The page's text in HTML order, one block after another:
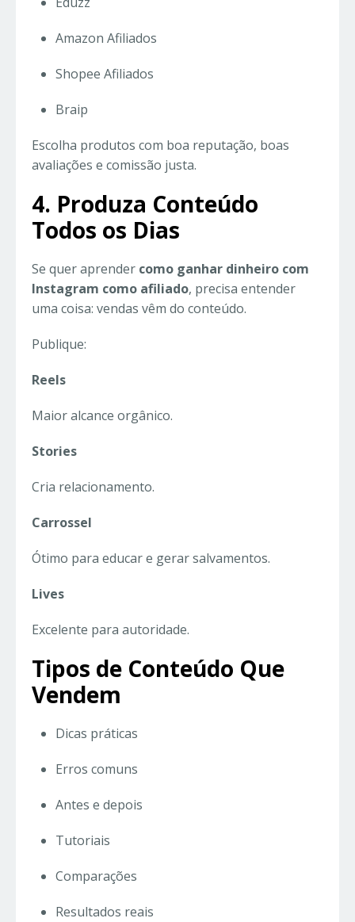
Amazon Afiliados
Shopee Afiliados
Braip
Escolha produtos com boa reputação, boas
avaliações e comissão justa.
4. Produza Conteúdo
Todos os Dias
Se quer aprender como ganhar dinheiro com
Instagram como afiliado, precisa entender
uma coisa: vendas vêm do conteúdo.
Publique:
Reels
Maior alcance orgânico.
Stories
Cria relacionamento.
Carrossel
Ótimo para educar e gerar salvamentos.
Lives
Excelente para autoridade.
Tipos de Conteúdo Que
Vendem
Dicas práticas
Erros comuns
Antes e depois
Tutoriais
Comparações
Resultados reais